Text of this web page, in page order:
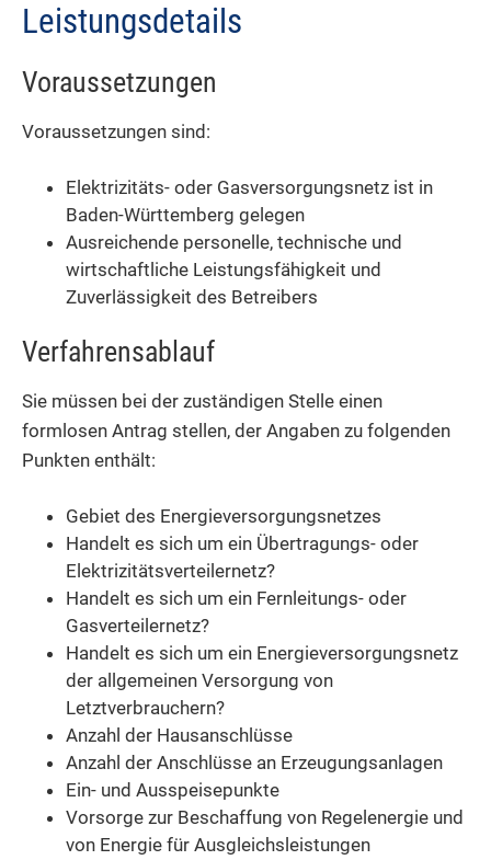
Leistungsdetails
Voraussetzungen
Voraussetzungen sind:
Elektrizitäts- oder Gasversorgungsnetz ist in
Baden-Württemberg gelegen
Ausreichende personelle, technische und
wirtschaftliche Leistungsfähigkeit und
Zuverlässigkeit des Betreibers
Verfahrensablauf
Sie müssen bei der zuständigen Stelle einen
formlosen Antrag stellen, der Angaben zu folgenden
Punkten enthält:
Gebiet des Energieversorgungsnetzes
Handelt es sich um ein Übertragungs- oder
Elektrizitätsverteilernetz?
Handelt es sich um ein Fernleitungs- oder
Gasverteilernetz?
Handelt es sich um ein Energieversorgungsnetz
der allgemeinen Versorgung von
Letztverbrauchern?
Anzahl der Hausanschlüsse
Anzahl der Anschlüsse an Erzeugungsanlagen
Ein- und Ausspeisepunkte
Vorsorge zur Beschaffung von Regelenergie und
von Energie für Ausgleichsleistungen